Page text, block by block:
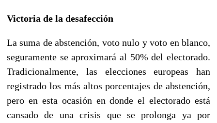
Victoria de la desafección
La suma de abstención, voto nulo y voto en blanco,
seguramente se aproximará al 50% del electorado.
Tradicionalmente, las elecciones europeas han
registrado los más altos porcentajes de abstención,
pero en esta ocasión en donde el electorado está
cansado de una crisis que se prolonga ya por